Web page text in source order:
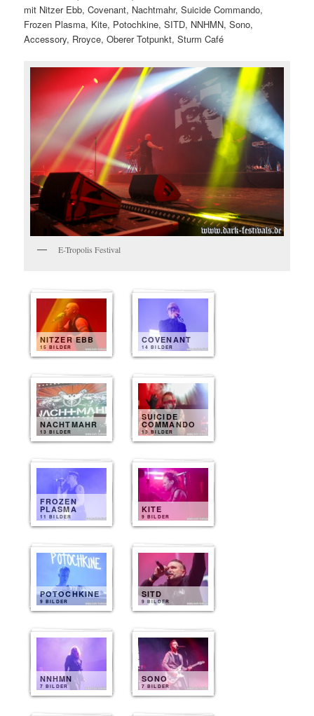
mit Nitzer Ebb, Covenant, Nachtmahr, Suicide Commando,
Frozen Plasma, Kite, Potochkine, SITD, NNHMN, Sono,
Accessory, Rroyce, Oberer Totpunkt, Sturm Café
E-Tropolis Festival
NITZER EBB
15 BILDER
COVENANT
14 BILDER
NACHTMAHR
13 BILDER
SUICIDE
COMMANDO
13 BILDER
FROZEN
PLASMA
11 BILDER
KITE
9 BILDER
POTOCHKINE
9 BILDER
SITD
9 BILDER
NNHMN
7 BILDER
SONO
7 BILDER